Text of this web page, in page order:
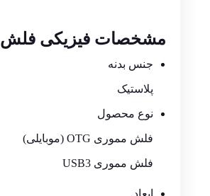
مشخصات فیزیکی فلش 256 گیگابایت
جنس بدنه
پلاستیک
نوع محصول
فلش مموری OTG (موبایلی)
فلش مموری USB3